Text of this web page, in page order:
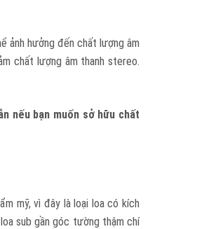
ảnh hưởng đến chất lượng âm
chất lượng âm thanh stereo.
nếu bạn muốn sở hữu chất
mỹ, vì đây là loại loa có kích
sub gần góc tường thậm chí